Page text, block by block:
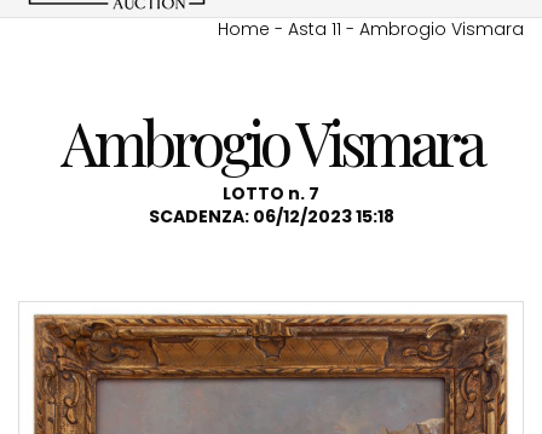
Home - Asta 11 - Ambrogio Vismara
Ambrogio Vismara
LOTTO n. 7
SCADENZA: 06/12/2023 15:18